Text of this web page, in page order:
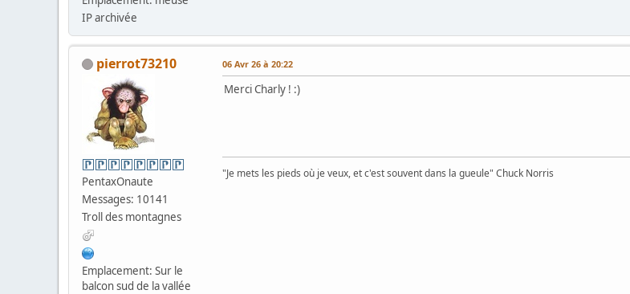
IP archivée
pierrot73210
PentaxOnaute
Messages: 10141
Troll des montagnes
Emplacement: Sur le
balcon sud de la vallée
06 Avr 26 à 20:22
Merci Charly ! :)
"Je mets les pieds où je veux, et c'est souvent dans la gueule" Chuck Norris